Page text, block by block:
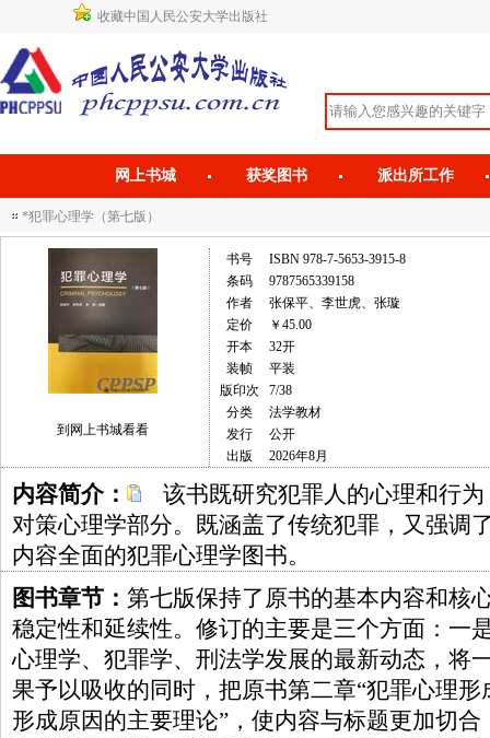
收藏中国人民公安大学出版社
网上书城 获奖图书 派出所工作
*犯罪心理学（第七版）
到网上书城看看
书号
ISBN 978-7-5653-3915-8
条码
9787565339158
作者
张保平、李世虎、张璇
定价
￥45.00
开本
32开
装帧
平装
版印次
7/38
分类
法学教材
发行
公开
出版
2026年8月
内容简介：
该书既研究犯罪人的心理和行
对策心理学部分。既涵盖了传统犯罪，又强调
内容全面的犯罪心理学图书。
图书章节： 第七版保持了原书的基本内容和核
稳定性和延续性。修订的主要是三个方面：一
心理学、犯罪学、刑法学发展的最新动态，将
果予以吸收的同时，把原书第二章“犯罪心理形
形成原因的主要理论”，使内容与标题更加切